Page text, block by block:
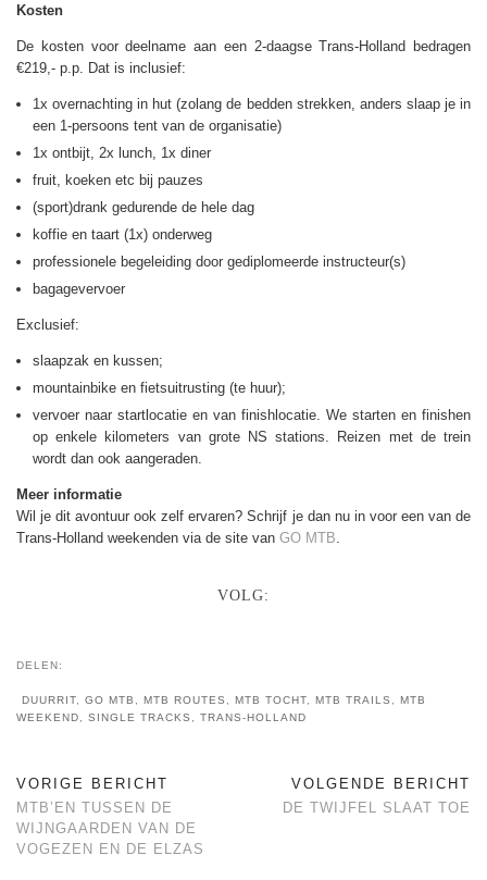
Kosten
De kosten voor deelname aan een 2-daagse Trans-Holland bedragen
€219,- p.p. Dat is inclusief:
1x overnachting in hut (zolang de bedden strekken, anders slaap je in
een 1-persoons tent van de organisatie)
1x ontbijt, 2x lunch, 1x diner
fruit, koeken etc bij pauzes
(sport)drank gedurende de hele dag
koffie en taart (1x) onderweg
professionele begeleiding door gediplomeerde instructeur(s)
bagagevervoer
Exclusief:
slaapzak en kussen;
mountainbike en fietsuitrusting (te huur);
vervoer naar startlocatie en van finishlocatie. We starten en finishen
op enkele kilometers van grote NS stations. Reizen met de trein
wordt dan ook aangeraden.
Meer informatie
Wil je dit avontuur ook zelf ervaren? Schrijf je dan nu in voor een van de
Trans-Holland weekenden via de site van GO MTB
VOLG:
DELEN:
DUURRIT, GO MTB , MTB ROUTES , MTB TOCHT, MTB TRAILS , MTB
WEEKEND, SINGLE TRACKS , TRANS-HOLLAND
VORIGE BERICHT
MTB’EN TUSSEN DE
WIJNGAARDEN VAN DE
VOGEZEN EN DE ELZAS
VOLGENDE BERICHT
DE TWIJFEL SLAAT TOE